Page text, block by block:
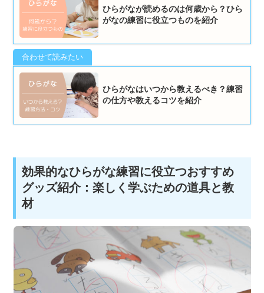
ひらがなが読めるのは何歳から？ひら
がなの練習に役立つものを紹介
ひらがなはいつから教えるべき？練習
の仕方や教えるコツを紹介
効果的なひらがな練習に役立つおすすめ
グッズ紹介：楽しく学ぶための道具と教
材